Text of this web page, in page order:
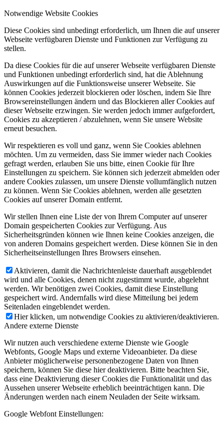
Notwendige Website Cookies
Diese Cookies sind unbedingt erforderlich, um Ihnen die auf unserer
Webseite verfügbaren Dienste und Funktionen zur Verfügung zu
stellen.
Da diese Cookies für die auf unserer Webseite verfügbaren Dienste
und Funktionen unbedingt erforderlich sind, hat die Ablehnung
Auswirkungen auf die Funktionsweise unserer Webseite. Sie
können Cookies jederzeit blockieren oder löschen, indem Sie Ihre
Browsereinstellungen ändern und das Blockieren aller Cookies auf
dieser Webseite erzwingen. Sie werden jedoch immer aufgefordert,
Cookies zu akzeptieren / abzulehnen, wenn Sie unsere Website
erneut besuchen.
Wir respektieren es voll und ganz, wenn Sie Cookies ablehnen
möchten. Um zu vermeiden, dass Sie immer wieder nach Cookies
gefragt werden, erlauben Sie uns bitte, einen Cookie für Ihre
Einstellungen zu speichern. Sie können sich jederzeit abmelden oder
andere Cookies zulassen, um unsere Dienste vollumfänglich nutzen
zu können. Wenn Sie Cookies ablehnen, werden alle gesetzten
Cookies auf unserer Domain entfernt.
Wir stellen Ihnen eine Liste der von Ihrem Computer auf unserer
Domain gespeicherten Cookies zur Verfügung. Aus
Sicherheitsgründen können wie Ihnen keine Cookies anzeigen, die
von anderen Domains gespeichert werden. Diese können Sie in den
Sicherheitseinstellungen Ihres Browsers einsehen.
Aktivieren, damit die Nachrichtenleiste dauerhaft ausgeblendet
wird und alle Cookies, denen nicht zugestimmt wurde, abgelehnt
werden. Wir benötigen zwei Cookies, damit diese Einstellung
gespeichert wird. Andernfalls wird diese Mitteilung bei jedem
Seitenladen eingeblendet werden.
Hier klicken, um notwendige Cookies zu aktivieren/deaktivieren.
Andere externe Dienste
Wir nutzen auch verschiedene externe Dienste wie Google
Webfonts, Google Maps und externe Videoanbieter. Da diese
Anbieter möglicherweise personenbezogene Daten von Ihnen
speichern, können Sie diese hier deaktivieren. Bitte beachten Sie,
dass eine Deaktivierung dieser Cookies die Funktionalität und das
Aussehen unserer Webseite erheblich beeinträchtigen kann. Die
Änderungen werden nach einem Neuladen der Seite wirksam.
Google Webfont Einstellungen: